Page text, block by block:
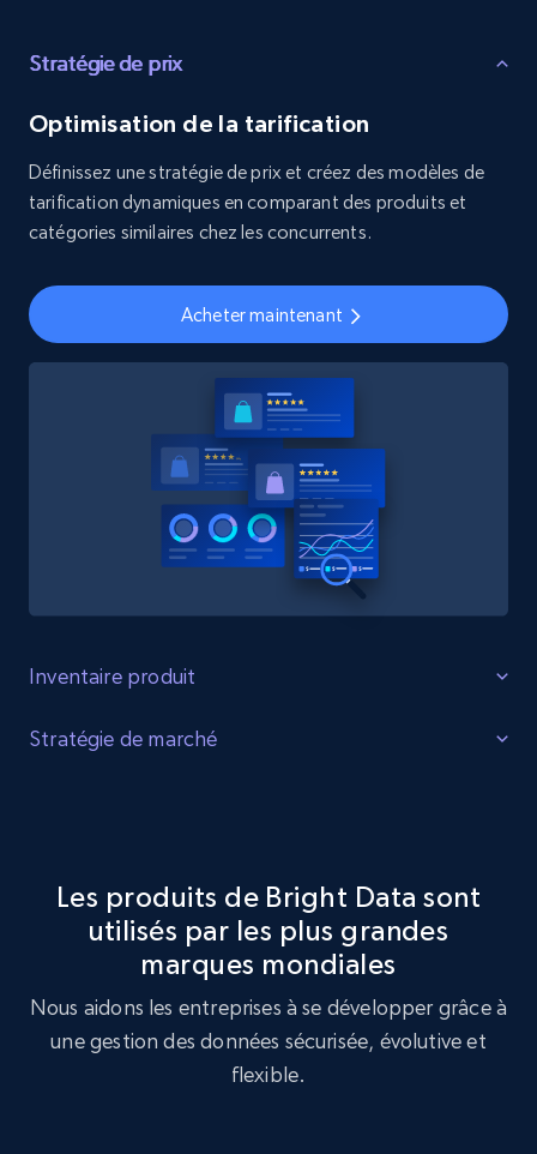
Stratégie de prix
Optimisation de la tarification
Définissez une stratégie de prix et créez des modèles de
tarification dynamiques en comparant des produits et
catégories similaires chez les concurrents.
Acheter maintenant
Inventaire produit
Identifier les lacunes
Acheter maintenant
Stratégie de marché
tendances clés et les préférences des clients.
Les produits de Bright Data sont
utilisés par les plus grandes
marques mondiales
Nous aidons les entreprises à se développer grâce à
une gestion des données sécurisée, évolutive et
flexible.